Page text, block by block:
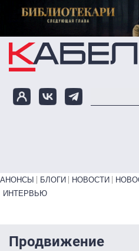
Перейти к основному
Primary links bottom
АНОНСЫ БЛОГИ НОВОСТИ
ИНТЕРВЬЮ
Продвижение